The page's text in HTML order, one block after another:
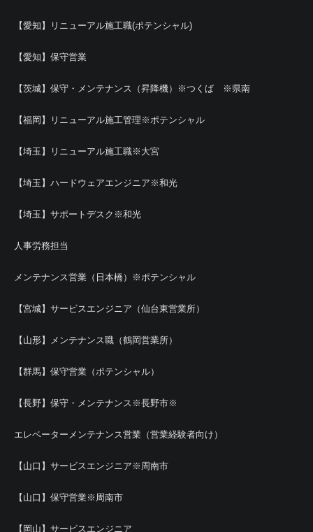
【愛知】リニューアル施工職(ポテンシャル)
【愛知】保守営業
【茨城】保守・メンテナンス（昇降機）※つくば ※県南
【福岡】リニューアル施工管理※ポテンシャル
【埼玉】リニューアル施工職※大宮
【埼玉】ハードウェアエンジニア※和光
【埼玉】サポートデスク※和光
人事労務担当
メンテナンス営業（日本橋）※ポテンシャル
【宮城】サービスエンジニア（仙台東営業所）
【山形】メンテナンス職（鶴岡営業所）
【群馬】保守営業（ポテンシャル）
【長野】保守・メンテナンス※長野市※
エレベーターメンテナンス営業（営業経験者向け）
【山口】サービスエンジニア※周南市
【山口】保守営業※周南市
【岡山】サービスエンジニア